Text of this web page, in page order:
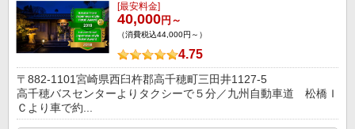
[最安料金]
40,000円～
（消費税込44,000円～）
4.75
〒882-1101宮崎県西臼杵郡高千穂町三田井1127-5
高千穂バスセンターよりタクシーで５分／九州自動車道 松橋Ｉ
Ｃより車で約...